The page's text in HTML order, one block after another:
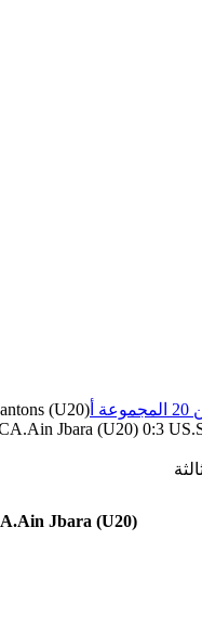
أ
(U20)
Jbara (U20) 0:3
Jbara (U20)